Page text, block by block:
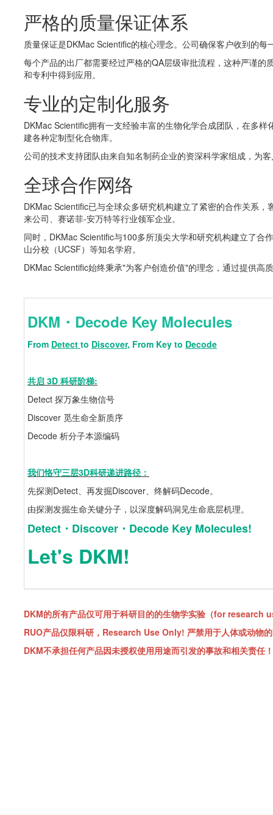
严格的质量保证体系
质量保证是DKMac Scientific的核心理念。公司确保客户收到的每
每个产品的出厂都需要经过严格的QA层级审批流程，这种严谨
和专利中得到应用。
专业的定制化服务
DKMac Scientific拥有一支经验丰富的生物化学合成团队，在多
建各种定制型化合物库。
公司的技术支持团队由来自知名制药企业的资深科学家组成，为
全球合作网络
DKMac Scientific已与全球众多研究机构建立了紧密的合作关系
来公司、赛诺菲-安万特等行业领军企业。
同时，DKMac Scientific与100多所顶尖大学和研究机构建立了合
山分校（UCSF）等知名学府。
DKMac Scientific始终秉承"为客户创造价值"的理念，通过提供
DKM・Decode Key Molecules
From Detect to Discover, From Key to Decode
共启 3D 科研阶梯:
Detect 探万象生物信号
Discover 觅生命全新质序
Decode 析分子本源编码
我们恪守三层3D科研递进路径：
先探测Detect、再发掘Discover、终解码Decode。
由探测发掘生命关键分子，以深度解码洞见生命底层机理。
Detect・Discover・Decode Key Molecules!
Let's DKM!
DKM的所有产品仅可用于科研目的的生物学实验（for research
RUO产品仅限科研，Research Use Only! 严禁用于人体或动物
DKM不承担任何产品因未授权使用用途而引发的事故和相关责任！